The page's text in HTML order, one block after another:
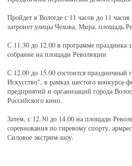
Пройдет в Вологде с 11 часов до 11
затронет улицы Чехова, Мира, площадь
С 11.30 до 12.00 в программе праздника
собрание на площади Революции
С 12.00 до 15.00 состоится праздничный
Искусство", в рамках шестого конкурса-
предприятий и организаций города
Российского кино.
Затем, с 12.30 до 14.00 на площади
соревнования по гиревому спорту,
Силовое экстрим-шоу.